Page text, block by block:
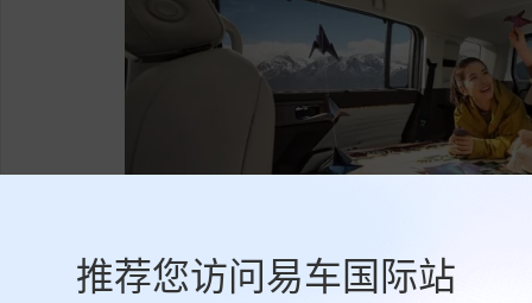
推荐您访问易车国际站